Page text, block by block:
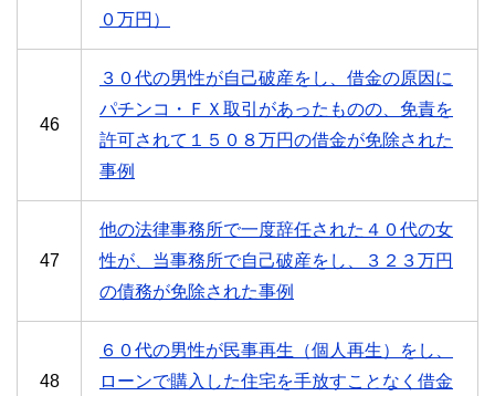
０万円）
46
３０代の男性が自己破産をし、借金の原因に
パチンコ・ＦＸ取引があったものの、免責を
許可されて１５０８万円の借金が免除された
事例
47
他の法律事務所で一度辞任された４０代の女
性が、当事務所で自己破産をし、３２３万円
の債務が免除された事例
48
６０代の男性が民事再生（個人再生）をし、
ローンで購入した住宅を手放すことなく借金